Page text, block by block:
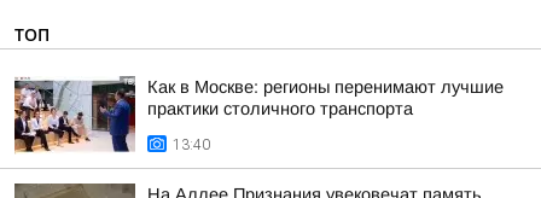
ТОП
Как в Москве: регионы перенимают лучшие
практики столичного транспорта
13:40